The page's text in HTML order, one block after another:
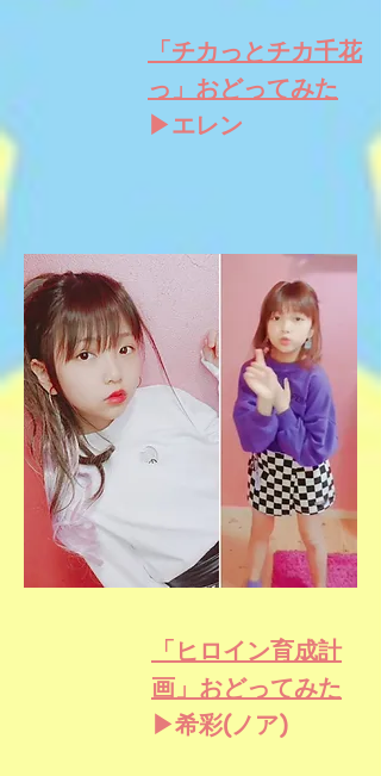
「チカっとチカ千花
っ」おどってみた
▶エレン
「ヒロイン育成計
画」おどってみた
▶希彩(ノア)